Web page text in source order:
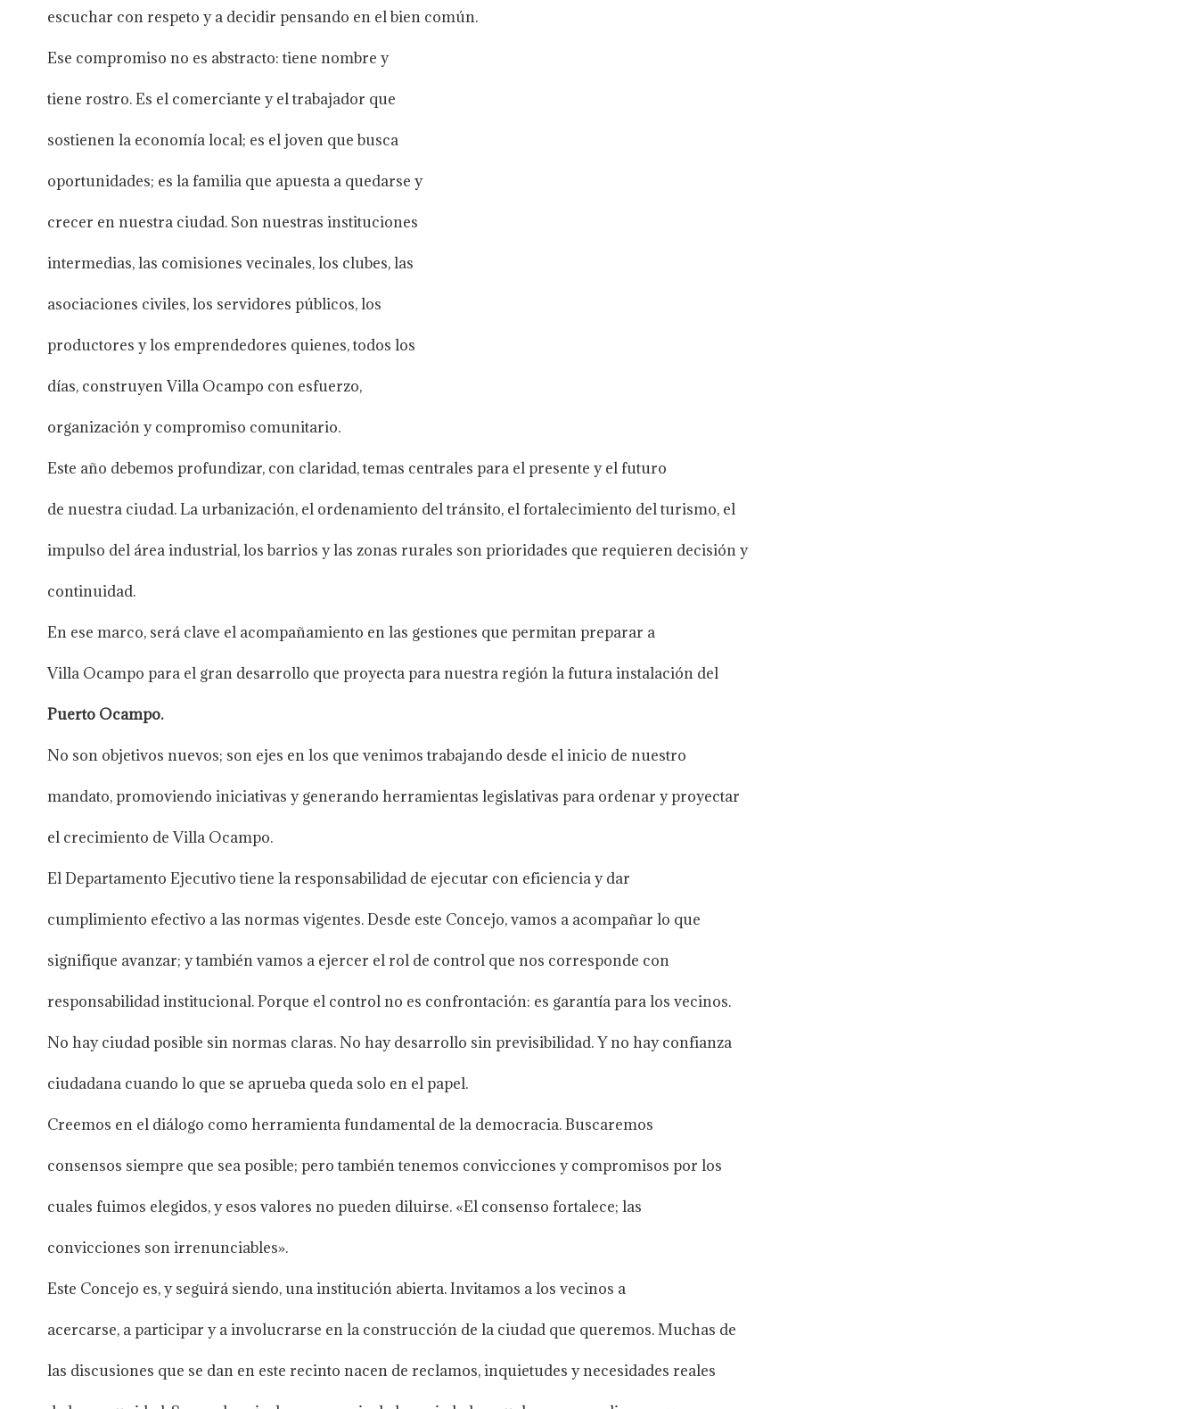
escuchar con respeto y a decidir pensando en el bien común.
Ese compromiso no es abstracto: tiene nombre y
tiene rostro. Es el comerciante y el trabajador que
sostienen la economía local; es el joven que busca
oportunidades; es la familia que apuesta a quedarse y
crecer en nuestra ciudad. Son nuestras instituciones
intermedias, las comisiones vecinales, los clubes, las
asociaciones civiles, los servidores públicos, los
productores y los emprendedores quienes, todos los
días, construyen Villa Ocampo con esfuerzo,
organización y compromiso comunitario.
Este año debemos profundizar, con claridad, temas centrales para el presente y el futuro
de nuestra ciudad. La urbanización, el ordenamiento del tránsito, el fortalecimiento del turismo, el
impulso del área industrial, los barrios y las zonas rurales son prioridades que requieren decisión y
continuidad.
En ese marco, será clave el acompañamiento en las gestiones que permitan preparar a
Villa Ocampo para el gran desarrollo que proyecta para nuestra región la futura instalación del
Puerto Ocampo.
No son objetivos nuevos; son ejes en los que venimos trabajando desde el inicio de nuestro
mandato, promoviendo iniciativas y generando herramientas legislativas para ordenar y proyectar
el crecimiento de Villa Ocampo.
El Departamento Ejecutivo tiene la responsabilidad de ejecutar con eficiencia y dar
cumplimiento efectivo a las normas vigentes. Desde este Concejo, vamos a acompañar lo que
signifique avanzar; y también vamos a ejercer el rol de control que nos corresponde con
responsabilidad institucional. Porque el control no es confrontación: es garantía para los vecinos.
No hay ciudad posible sin normas claras. No hay desarrollo sin previsibilidad. Y no hay confianza
ciudadana cuando lo que se aprueba queda solo en el papel.
Creemos en el diálogo como herramienta fundamental de la democracia. Buscaremos
consensos siempre que sea posible; pero también tenemos convicciones y compromisos por los
cuales fuimos elegidos, y esos valores no pueden diluirse. «El consenso fortalece; las
convicciones son irrenunciables».
Este Concejo es, y seguirá siendo, una institución abierta. Invitamos a los vecinos a
acercarse, a participar y a involucrarse en la construcción de la ciudad que queremos. Muchas de
las discusiones que se dan en este recinto nacen de reclamos, inquietudes y necesidades reales